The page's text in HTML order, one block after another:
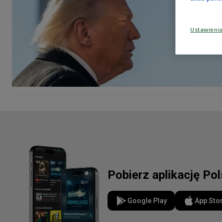
Pobierz aplikację
Google Play App